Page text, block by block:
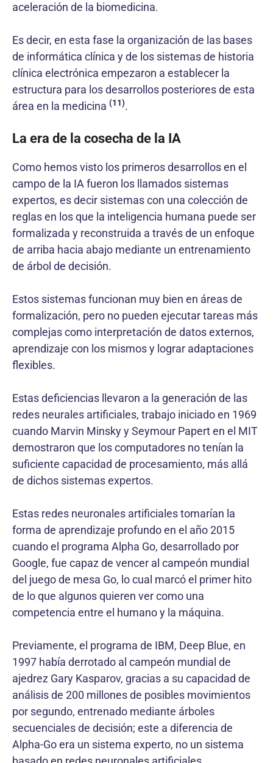
aceleración de la biomedicina.
Es decir, en esta fase la organización de las bases
de informática clínica y de los sistemas de historia
clínica electrónica empezaron a establecer la
estructura para los desarrollos posteriores de esta
área en la medicina (11).
La era de la cosecha de la IA
Como hemos visto los primeros desarrollos en el
campo de la IA fueron los llamados sistemas
expertos, es decir sistemas con una colección de
reglas en los que la inteligencia humana puede ser
formalizada y reconstruida a través de un enfoque
de arriba hacia abajo mediante un entrenamiento
de árbol de decisión.
Estos sistemas funcionan muy bien en áreas de
formalización, pero no pueden ejecutar tareas más
complejas como interpretación de datos externos,
aprendizaje con los mismos y lograr adaptaciones
flexibles.
Estas deficiencias llevaron a la generación de las
redes neurales artificiales, trabajo iniciado en 1969
cuando Marvin Minsky y Seymour Papert en el MIT
demostraron que los computadores no tenían la
suficiente capacidad de procesamiento, más allá
de dichos sistemas expertos.
Estas redes neuronales artificiales tomarían la
forma de aprendizaje profundo en el año 2015
cuando el programa Alpha Go, desarrollado por
Google, fue capaz de vencer al campeón mundial
del juego de mesa Go, lo cual marcó el primer hito
de lo que algunos quieren ver como una
competencia entre el humano y la máquina.
Previamente, el programa de IBM, Deep Blue, en
1997 había derrotado al campeón mundial de
ajedrez Gary Kasparov, gracias a su capacidad de
análisis de 200 millones de posibles movimientos
por segundo, entrenado mediante árboles
secuenciales de decisión; este a diferencia de
Alpha-Go era un sistema experto, no un sistema